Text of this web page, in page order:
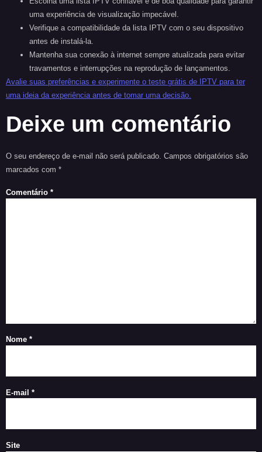
uma experiência de visualização impecável.
Verifique a compatibilidade da lista IPTV com o seu dispositivo
antes de instalá-la.
Mantenha sua conexão à internet sempre atualizada para evitar
travamentos e interrupções na reprodução de lançamentos.
Avalie suas preferências e experimente o teste grátis de IPTV para ter
uma ideia da experiência antes de tomar uma decisão.
Deixe um comentário
O seu endereço de e-mail não será publicado. Campos obrigatórios são
marcados com *
Comentário *
Nome *
E-mail *
Site